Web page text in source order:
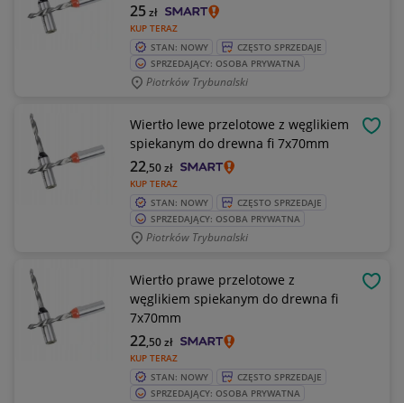
KUP TERAZ
25zł
STAN: NOWY
CZĘSTO SPRZEDAJE
SPRZEDAJĄCY: OSOBA PRYWATNA
Piotrków Trybunalski
Wiertło lewe przelotowe z węglikiem
spiekanym do drewna fi 7x70mm
KUP TERAZ
22,50zł
STAN: NOWY
CZĘSTO SPRZEDAJE
SPRZEDAJĄCY: OSOBA PRYWATNA
Piotrków Trybunalski
Wiertło prawe przelotowe z
węglikiem spiekanym do drewna fi
7x70mm
KUP TERAZ
22,50zł
STAN: NOWY
CZĘSTO SPRZEDAJE
SPRZEDAJĄCY: OSOBA PRYWATNA